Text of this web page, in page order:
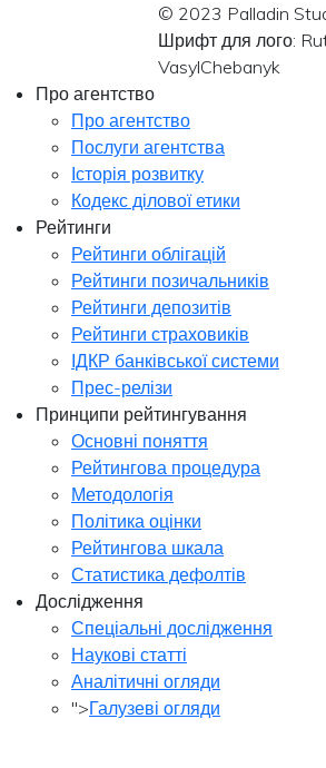
© 2023 Palladin
Шрифт для лого:
VasylChebanyk
Про агентство
Про агентство
Послуги агентства
Історія розвитку
Кодекс ділової етики
Рейтинги
Рейтинги облігацій
Рейтинги позичальників
Рейтинги депозитів
Рейтинги страховиків
ІДКР банківської системи
Прес-релізи
Принципи рейтингування
Основні поняття
Рейтингова процедура
Методологія
Політика оцінки
Рейтингова шкала
Статистика дефолтів
Дослідження
Спеціальні дослідження
Наукові статті
Аналітичні огляди
">Галузеві огляди